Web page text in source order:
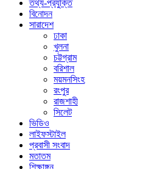
তথ্য-প্রযুক্তি
বিনোদন
সারাদেশ
ঢাকা
খুলনা
চট্টগ্রাম
বরিশাল
ময়মনসিংহ
রংপুর
রাজশাহী
সিলেট
ভিডিও
লাইফস্টাইল
প্রবাসী সংবাদ
মতাতম
শিক্ষাঙ্গন